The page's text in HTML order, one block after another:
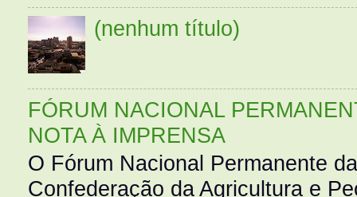
(nenhum título)
FÓRUM NACIONAL
NOTA À IMPRENSA
O Fórum Nacional Permanente
Confederação da Agricultura e